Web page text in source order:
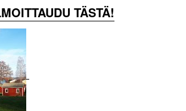
TÄSTÄ!